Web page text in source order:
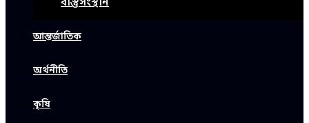
আন্তর্জাতিক
অর্থনীতি
কৃষি